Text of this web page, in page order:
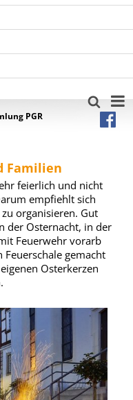
PGR
Familien
feierlich und nicht
empfiehlt sich
organisieren. Gut
der Osternacht, in der
Feuerwehr vorarb
gemacht
Osterkerzen